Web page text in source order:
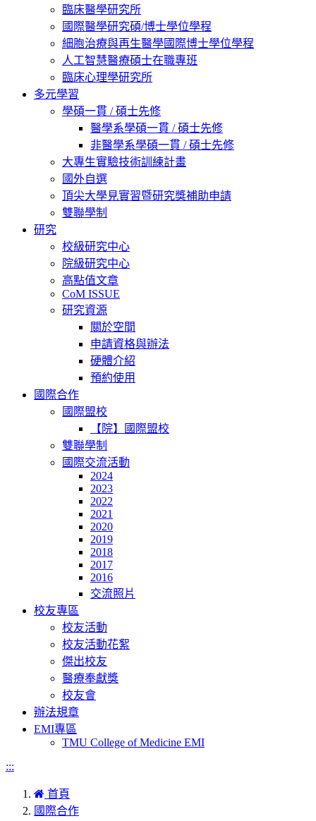
臨床醫學研究所
國際醫學研究碩/博士學位學程
細胞治療與再生醫學國際博士學位學程
人工智慧醫療碩士在職專班
臨床心理學研究所
多元學習
學碩一貫 / 碩士先修
醫學系學碩一貫 / 碩士先修
非醫學系學碩一貫 / 碩士先修
大專生實驗技術訓練計畫
國外自選
頂尖大學見實習暨研究獎補助申請
雙聯學制
研究
校級研究中心
院級研究中心
高點值文章
CoM ISSUE
研究資源
關於空間
申請資格與辦法
硬體介紹
預約使用
國際合作
國際盟校
【院】國際盟校
雙聯學制
國際交流活動
2024
2023
2022
2021
2020
2019
2018
2017
2016
交流照片
校友專區
校友活動
校友活動花絮
傑出校友
醫療奉獻獎
校友會
辦法規章
EMI專區
TMU College of Medicine EMI
:::
首頁
國際合作